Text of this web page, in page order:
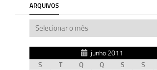
ARQUIVOS
junho 2011
S
T Q Q S S